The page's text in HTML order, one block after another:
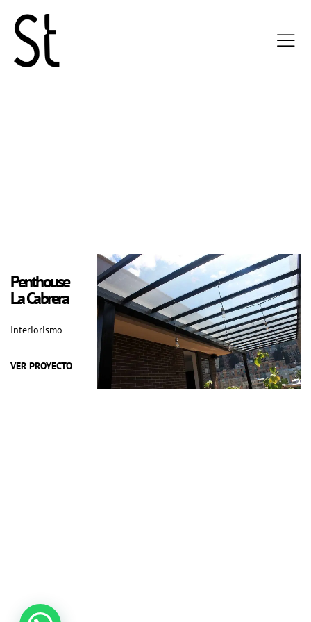
Penthouse
La Cabrera
Interiorismo
VER PROYECTO